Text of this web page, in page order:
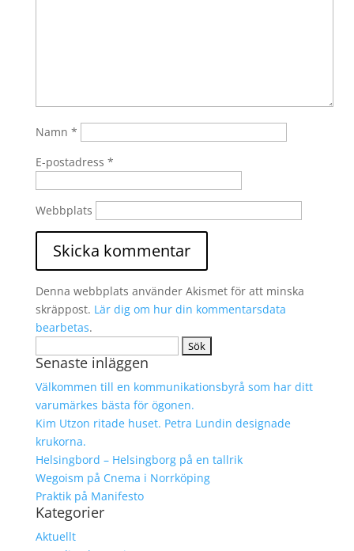
Namn *
E-postadress *
Webbplats
Denna webbplats använder Akismet för att minska
skräppost. Lär dig om hur din kommentarsdata
bearbetas.
efter:
Senaste inläggen
Välkommen till en kommunikationsbyrå som har ditt
varumärkes bästa för ögonen.
Kim Utzon ritade huset. Petra Lundin designade
krukorna.
Helsingbord – Helsingborg på en tallrik
Wegoism på Cnema i Norrköping
Praktik på Manifesto
Kategorier
Aktuellt